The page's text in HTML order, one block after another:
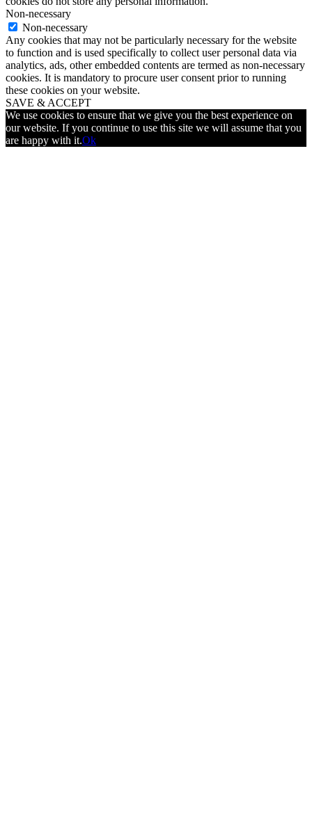
Non-necessary
Non-necessary
Any cookies that may not be particularly necessary for the website
to function and is used specifically to collect user personal data via
analytics, ads, other embedded contents are termed as non-necessary
cookies. It is mandatory to procure user consent prior to running
these cookies on your website.
SAVE & ACCEPT
We use cookies to ensure that we give you the best experience on
our website. If you continue to use this site we will assume that you
are happy with it.Ok